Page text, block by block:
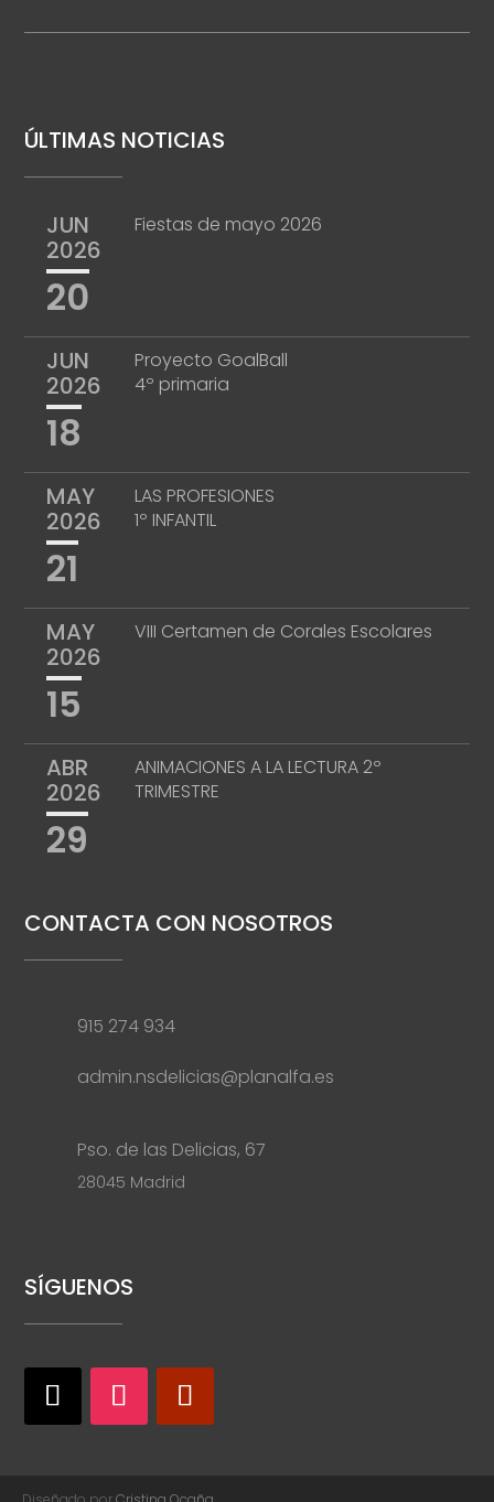
ÚLTIMAS NOTICIAS
JUN
2026
20
Fiestas de mayo 2026
JUN
2026
18
Proyecto GoalBall
4º primaria
MAY
2026
21
LAS PROFESIONES
1º INFANTIL
MAY
2026
15
VIII Certamen de Corales Escolares
ABR
2026
29
ANIMACIONES A LA LECTURA 2º
TRIMESTRE
CONTACTA CON NOSOTROS
915 274 934
admin.nsdelicias@planalfa.es
Pso. de las Delicias, 67
28045 Madrid
SÍGUENOS